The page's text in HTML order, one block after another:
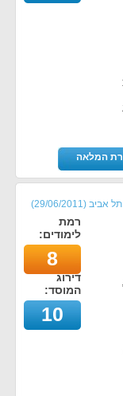
המלאה
תל אביב (
29/06/2011
)
רמת
לימודים:
8
דירוג
המוסד:
10